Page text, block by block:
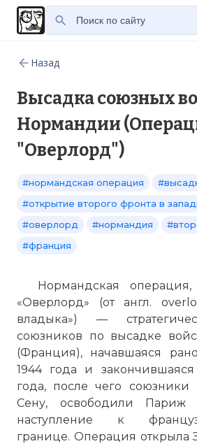
Назад
Высадка союзных
Нормандии
"Оверлорд")
#нормандская операция
#открытие второго фронта в
#оверлорд
#нормандия
#франция
Нормандская
«Оверлорд» (от англ.
владыка») —
союзников по высадке
(Франция), начавшаяся
1944 года и закончившаяся
года, после чего союзники
Сену, освободили Париж
наступление к
границе. Операция открыла